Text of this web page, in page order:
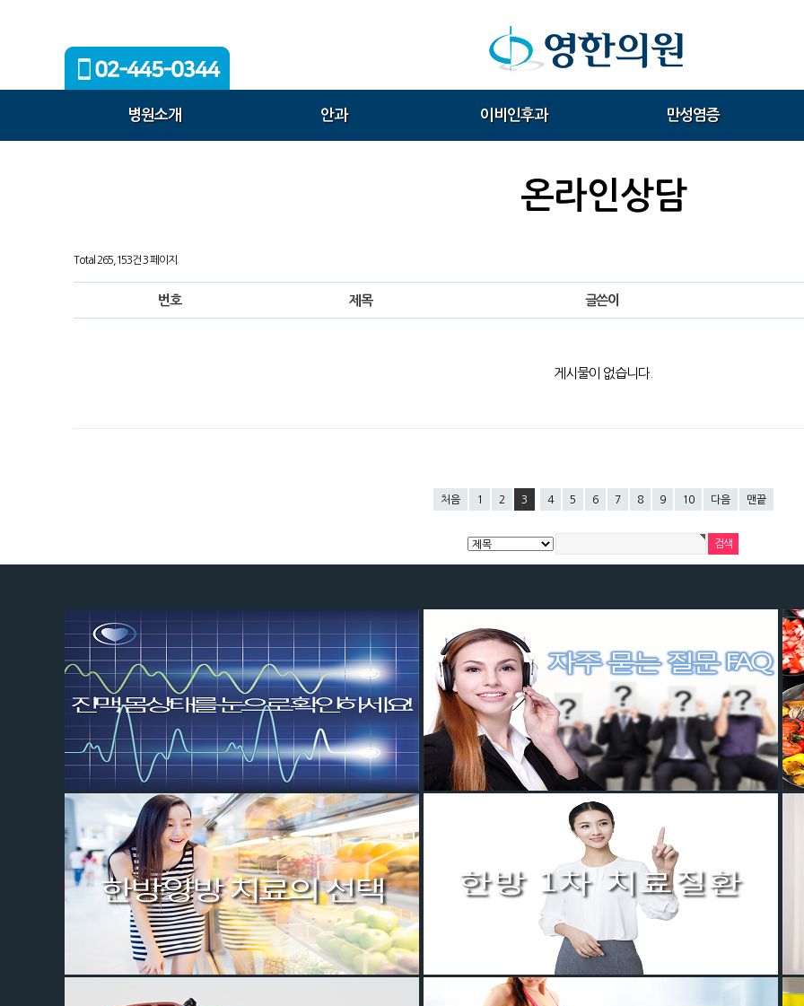
병원소개 안과 이비인후과 만성염증
온라인상담
Total 265,153건 3 페이지
번호 제목 글쓴이
게시물이 없습니다.
처음 1 2 3 4 5 6 7 8 9 10 다음 맨끝